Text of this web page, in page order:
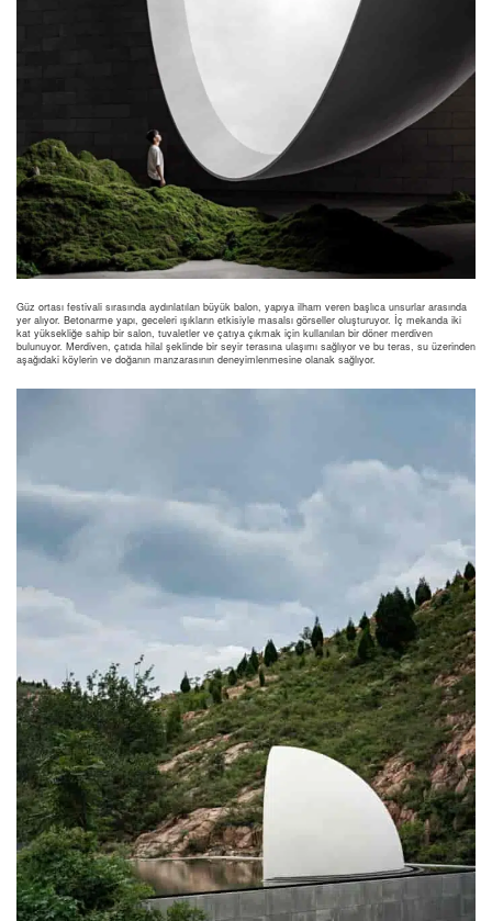
Güz ortası festivali sırasında aydınlatılan büyük balon, yapıya ilham veren başlıca unsurlar arasında
yer alıyor. Betonarme yapı, geceleri ışıkların etkisiyle masalsı görseller oluşturuyor. İç mekanda iki
kat yüksekliğe sahip bir salon, tuvaletler ve çatıya çıkmak için kullanılan bir döner merdiven
bulunuyor. Merdiven, çatıda hilal şeklinde bir seyir terasına ulaşımı sağlıyor ve bu teras, su üzerinden
aşağıdaki köylerin ve doğanın manzarasının deneyimlenmesine olanak sağlıyor.